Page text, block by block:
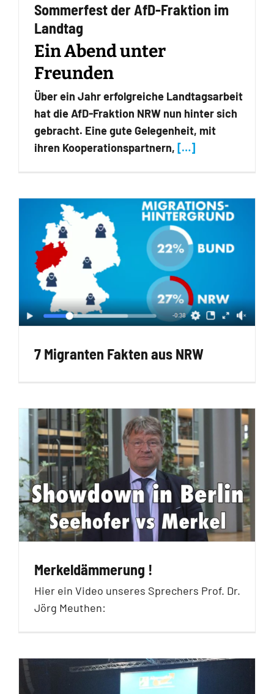
Sommerfest der AfD-Fraktion im
Landtag
Ein Abend unter
Freunden
Über ein Jahr erfolgreiche Landtagsarbeit
hat die AfD-Fraktion NRW nun hinter sich
gebracht. Eine gute Gelegenheit, mit
ihren Kooperationspartnern, […]
7 Migranten Fakten aus NRW
Merkeldämmerung !
Hier ein Video unseres Sprechers Prof. Dr.
Jörg Meuthen: